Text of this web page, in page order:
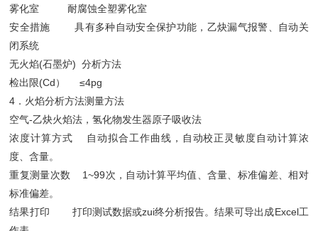
雾化室 耐腐蚀全塑雾化室
安全措施 具有多种自动安全保护功能，乙炔漏气报警、自动关
闭系统
无火焰(石墨炉) 分析方法
检出限(Cd） ≤4pg
4．火焰分析方法测量方法
空气-乙炔火焰法，氢化物发生器原子吸收法
浓度计算方式 自动拟合工作曲线，自动校正灵敏度自动计算浓
度、含量。
重复测量次数 1~99次，自动计算平均值、含量、标准偏差、相对
标准偏差。
结果打印 打印测试数据或zui终分析报告。结果可导出成Excel工